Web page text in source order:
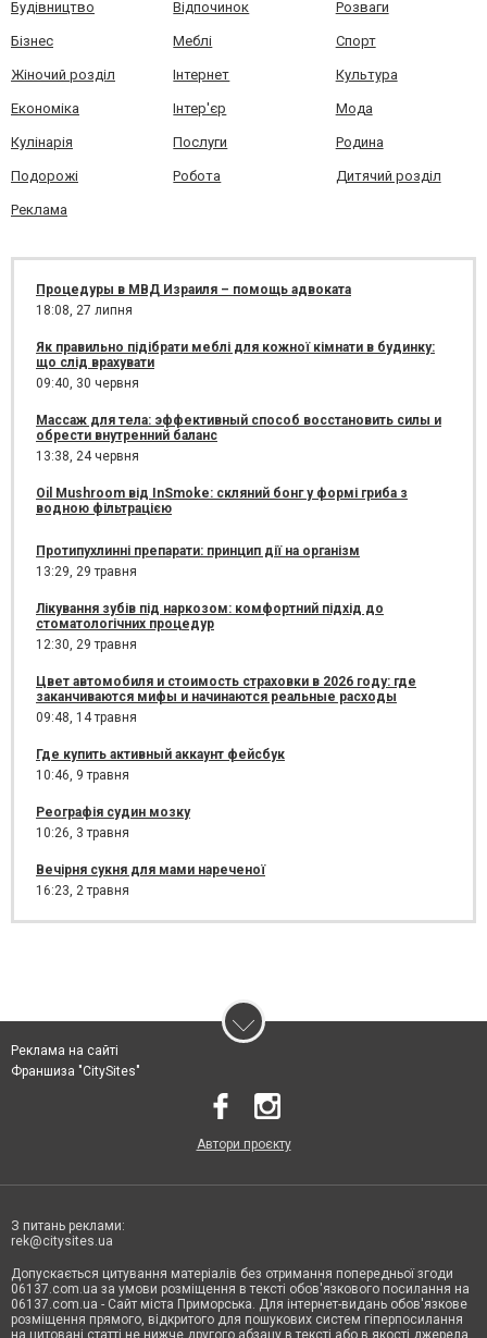
Будівництво Відпочинок Розваги
Бізнес Меблі Спорт
Жіночий розділ Інтернет Культура
Економіка Інтер'єр Мода
Кулінарія Послуги Родина
Подорожі Робота Дитячий розділ
Реклама
Процедуры в МВД Израиля – помощь адвоката
18:08, 27 липня
Як правильно підібрати меблі для кожної кімнати в будинку:
що слід врахувати
09:40, 30 червня
Массаж для тела: эффективный способ восстановить силы и
обрести внутренний баланс
13:38, 24 червня
Oil Mushroom від InSmoke: скляний бонг у формі гриба з
водною фільтрацією
Протипухлинні препарати: принцип дії на організм
13:29, 29 травня
Лікування зубів під наркозом: комфортний підхід до
стоматологічних процедур
12:30, 29 травня
Цвет автомобиля и стоимость страховки в 2026 году: где
заканчиваются мифы и начинаются реальные расходы
09:48, 14 травня
Где купить активный аккаунт фейсбук
10:46, 9 травня
Реографія судин мозку
10:26, 3 травня
Вечірня сукня для мами нареченої
16:23, 2 травня
Реклама на сайті
Франшиза "CitySites"
Автори проєкту
З питань реклами:
rek@citysites.ua
Допускається цитування матеріалів без отримання попередньої згоди
06137.com.ua за умови розміщення в тексті обов'язкового посилання на
06137.com.ua - Сайт міста Приморська. Для інтернет-видань обов'язкове
розміщення прямого, відкритого для пошукових систем гіперпосилання